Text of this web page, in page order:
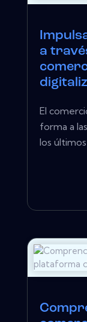
a
El
forma a
los últimos